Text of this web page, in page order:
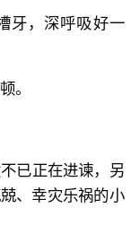
牙，深呼吸好一
。
已正在进谏，另
、幸灾乐祸的小